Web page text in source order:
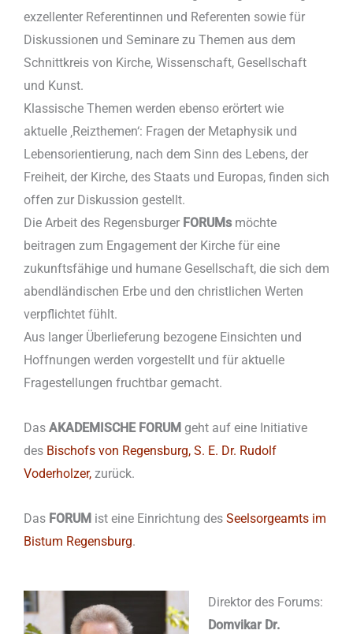
exzellenter Referentinnen und Referenten sowie für
Diskussionen und Seminare zu Themen aus dem
Schnittkreis von Kirche, Wissenschaft, Gesellschaft
und Kunst.
Klassische Themen werden ebenso erörtert wie
aktuelle ‚Reizthemen‘: Fragen der Metaphysik und
Lebensorientierung, nach dem Sinn des Lebens, der
Freiheit, der Kirche, des Staats und Europas, finden sich
offen zur Diskussion gestellt.
Die Arbeit des Regensburger FORUMs möchte
beitragen zum Engagement der Kirche für eine
zukunftsfähige und humane Gesellschaft, die sich dem
abendländischen Erbe und den christlichen Werten
verpflichtet fühlt.
Aus langer Überlieferung bezogene Einsichten und
Hoffnungen werden vorgestellt und für aktuelle
Fragestellungen fruchtbar gemacht.
Das AKADEMISCHE FORUM geht auf eine Initiative
des Bischofs von Regensburg, S. E. Dr. Rudolf
Voderholzer, zurück.
Das FORUM ist eine Einrichtung des Seelsorgeamts im
Bistum Regensburg.
Direktor des Forums:
Domvikar Dr.